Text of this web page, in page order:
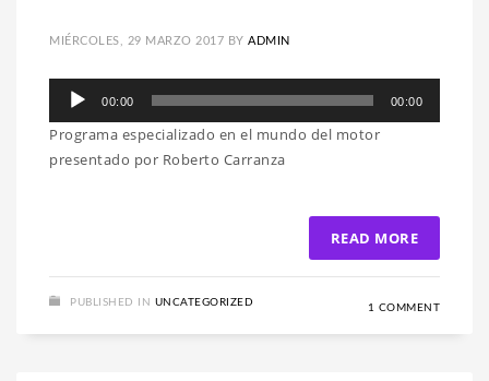
MIÉRCOLES, 29 MARZO 2017 BY ADMIN
Reproductor
audio
00:00 00:00
Programa especializado en el mundo del motor
presentado por Roberto Carranza
READ MORE
PUBLISHED IN UNCATEGORIZED 1 COMMENT